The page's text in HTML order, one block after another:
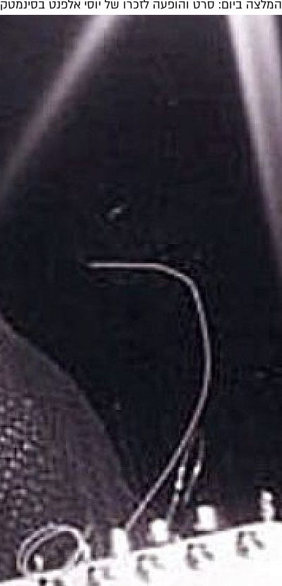
המלצה ביום: סרט והופעה לזכרו של יוסי אלפנט בסינמטק